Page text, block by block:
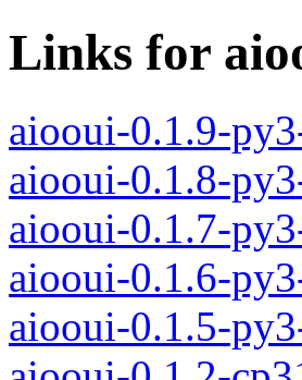
Links for
aiooui-0.1.9-
aiooui-0.1.8-
aiooui-0.1.7-
aiooui-0.1.6-
aiooui-0.1.5-